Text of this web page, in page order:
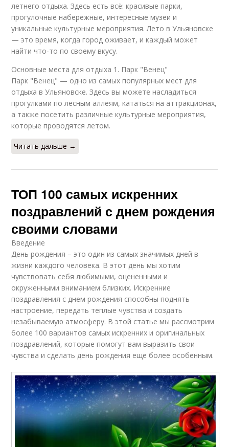
летнего отдыха. Здесь есть всё: красивые парки,
прогулочные набережные, интересные музеи и
уникальные культурные мероприятия. Лето в Ульяновске
— это время, когда город оживает, и каждый может
найти что-то по своему вкусу.
Основные места для отдыха 1. Парк "Венец"
Парк "Венец" — одно из самых популярных мест для
отдыха в Ульяновске. Здесь вы можете насладиться
прогулками по лесным аллеям, кататься на аттракционах,
а также посетить различные культурные мероприятия,
которые проводятся летом.
Читать дальше →
ТОП 100 самых искренних
поздравлений с днем рождения
своими словами
Введение
День рождения – это один из самых значимых дней в
жизни каждого человека. В этот день мы хотим
чувствовать себя любимыми, оцененными и
окруженными вниманием близких. Искренние
поздравления с днем рождения способны поднять
настроение, передать теплые чувства и создать
незабываемую атмосферу. В этой статье мы рассмотрим
более 100 вариантов самых искренних и оригинальных
поздравлений, которые помогут вам выразить свои
чувства и сделать день рождения еще более особенным.